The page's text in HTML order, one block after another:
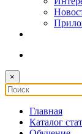
×
Главная
Каталог